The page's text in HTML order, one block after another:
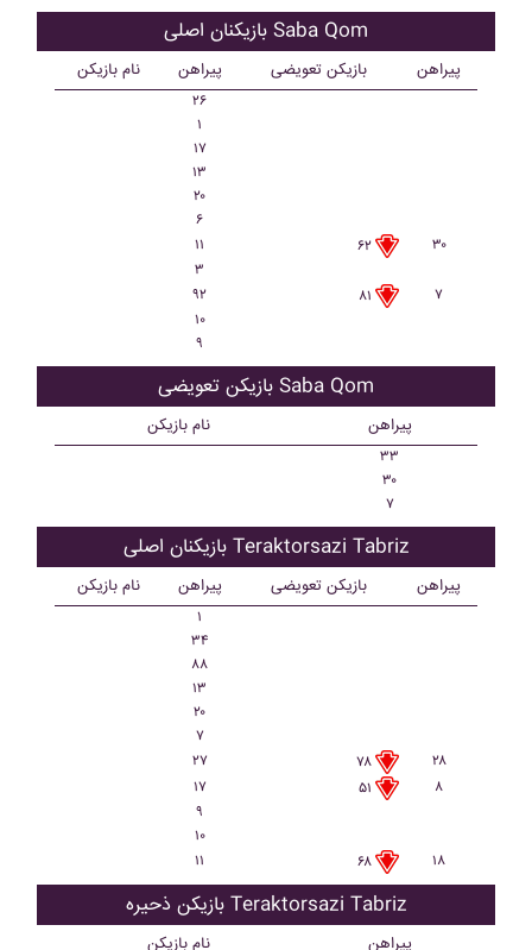
بازیکنان اصلی Saba Qom
نام بازیکن پیراهن بازیکن تعویضی پیراهن
۲۶
۱
۱۷
۱۳
۲۰
۶
۱۱
۶۲
۳۰
۳
۹۲
۸۱
۷
۱۰
۹
بازیکن تعویضی Saba Qom
نام بازیکن پیراهن
۳۳
۳۰
۷
بازیکنان اصلی Teraktorsazi Tabriz
نام بازیکن پیراهن بازیکن تعویضی پیراهن
۱
۳۴
۸۸
۱۳
۲۰
۷
۲۷
۷۸
۲۸
۱۷
۵۱
۸
۹
۱۰
۱۱
۶۸ ۱۸
بازیکن ذحیره Teraktorsazi Tabriz
نام بازیکن پیراهن